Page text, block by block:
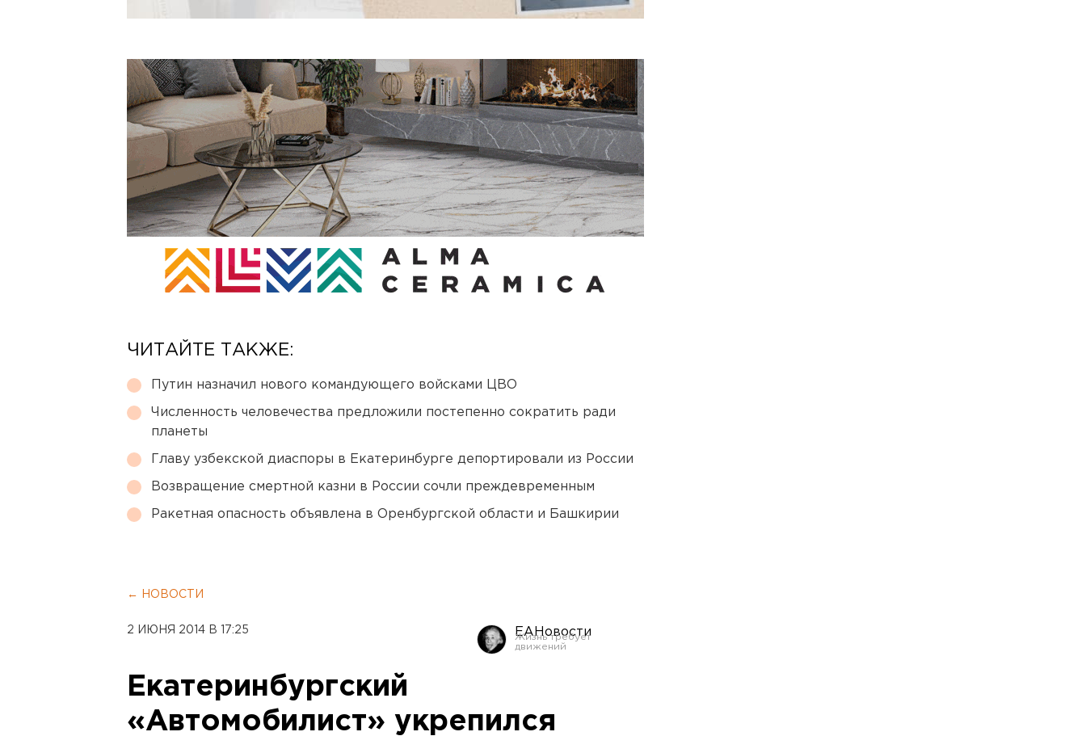
ЧИТАЙТЕ ТАКЖЕ:
Путин назначил нового командующего войсками ЦВО
Численность человечества предложили постепенно сократить ради
планеты
Главу узбекской диаспоры в Екатеринбурге депортировали из России
Возвращение смертной казни в России сочли преждевременным
Ракетная опасность объявлена в Оренбургской области и Башкирии
← НОВОСТИ
2 ИЮНЯ 2014 В 17:25 ЕАНовости
Екатеринбургский
«Автомобилист» укрепился